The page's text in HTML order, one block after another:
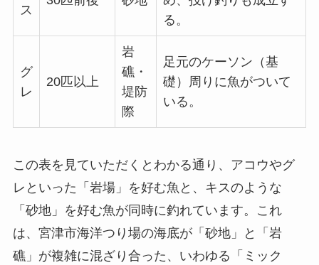
ス
る。
グ
レ
20匹以上
岩
礁・
堤防
際
足元のケーソン（基
礎）周りに魚がついて
いる。
この表を見ていただくとわかる通り、アコウやグ
レといった「岩場」を好む魚と、キスのような
「砂地」を好む魚が同時に釣れています。これ
は、宮津市海洋つり場の海底が「砂地」と「岩
礁」が複雑に混ざり合った、いわゆる「ミック